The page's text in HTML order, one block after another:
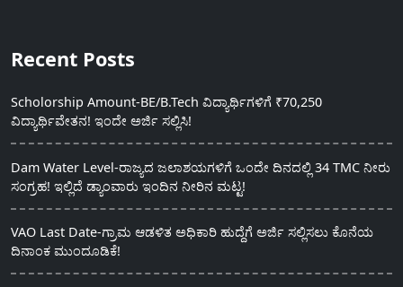
Recent Posts
Scholorship Amount-BE/B.Tech ವಿದ್ಯಾರ್ಥಿಗಳಿಗೆ ₹70,250
ವಿದ್ಯಾರ್ಥಿವೇತನ! ಇಂದೇ ಅರ್ಜಿ ಸಲ್ಲಿಸಿ!
Dam Water Level-ರಾಜ್ಯದ ಜಲಾಶಯಗಳಿಗೆ ಒಂದೇ ದಿನದಲ್ಲಿ 34 TMC ನೀರು
ಸಂಗ್ರಹ! ಇಲ್ಲಿದೆ ಡ್ಯಾಂವಾರು ಇಂದಿನ ನೀರಿನ ಮಟ್ಟ!
VAO Last Date-ಗ್ರಾಮ ಆಡಳಿತ ಅಧಿಕಾರಿ ಹುದ್ದೆಗೆ ಅರ್ಜಿ ಸಲ್ಲಿಸಲು ಕೊನೆಯ
ದಿನಾಂಕ ಮುಂದೂಡಿಕೆ!